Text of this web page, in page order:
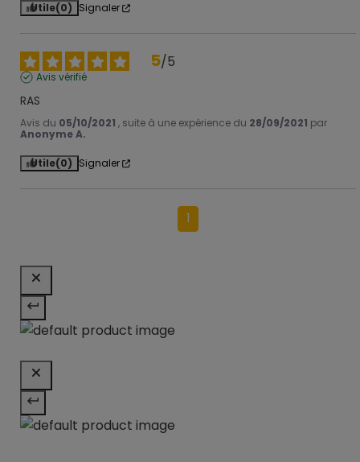
Utile(0) Signaler
5/5
Avis vérifié
RAS
Avis du 05/10/2021 , suite à une expérience du 28/09/2021 par
Anonyme A.
Utile(0) Signaler
1